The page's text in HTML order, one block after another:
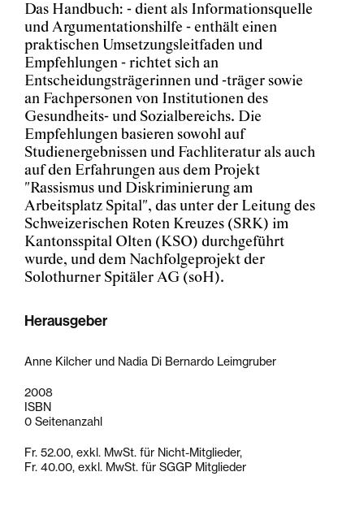
Das Handbuch: - dient als Informationsquelle
und Argumentationshilfe - enthält einen
praktischen Umsetzungsleitfaden und
Empfehlungen - richtet sich an
Entscheidungsträgerinnen und -träger sowie
an Fachpersonen von Institutionen des
Gesundheits- und Sozialbereichs. Die
Empfehlungen basieren sowohl auf
Studienergebnissen und Fachliteratur als auch
auf den Erfahrungen aus dem Projekt
"Rassismus und Diskriminierung am
Arbeitsplatz Spital", das unter der Leitung des
Schweizerischen Roten Kreuzes (SRK) im
Kantonsspital Olten (KSO) durchgeführt
wurde, und dem Nachfolgeprojekt der
Solothurner Spitäler AG (soH).
Herausgeber
Anne Kilcher und Nadia Di Bernardo Leimgruber
2008
ISBN
0 Seitenanzahl
Fr. 52.00, exkl. MwSt. für Nicht-Mitglieder,
Fr. 40.00, exkl. MwSt. für SGGP Mitglieder